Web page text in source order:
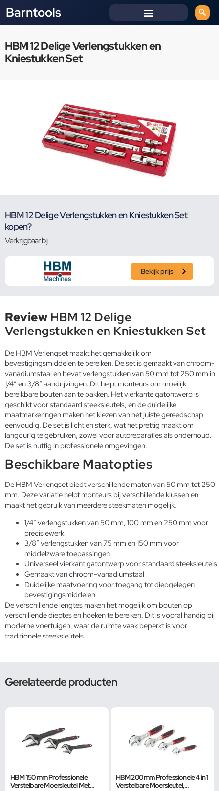
Barntools
HBM 12 Delige Verlengstukken en
Kniestukken Set
HBM 12 Delige Verlengstukken en Kniestukken Set
kopen?
Verkrijgbaar bij
Bekijk prijs
Review HBM 12 Delige
Verlengstukken en Kniestukken Set
De HBM Verlengset maakt het gemakkelijk om
bevestigingsmiddelen te bereiken. De set is gemaakt van chroom-
vanadiumstaal en bevat verlengstukken van 50 mm tot 250 mm in
1/4″ en 3/8″ aandrijvingen. Dit helpt monteurs om moeilijk
bereikbare bouten aan te pakken. Het vierkante gatontwerp is
geschikt voor standaard steeksleutels, en de duidelijke
maatmarkeringen maken het kiezen van het juiste gereedschap
eenvoudig. De set is licht en sterk, wat het prettig maakt om
langdurig te gebruiken, zowel voor autoreparaties als onderhoud.
De set is nuttig in professionele omgevingen.
Beschikbare Maatopties
De HBM Verlengset biedt verschillende maten van 50 mm tot 250
mm. Deze variatie helpt monteurs bij verschillende klussen en
maakt het gebruik van meerdere steekmaten mogelijk.
1/4″ verlengstukken van 50 mm, 100 mm en 250 mm voor
precisiewerk
3/8″ verlengstukken van 75 mm en 150 mm voor
middelzware toepassingen
Universeel vierkant gatontwerp voor standaard steeksleutels
Gemaakt van chroom-vanadiumstaal
Duidelijke maatvoering voor toegang tot diepgelegen
bevestigingsmiddelen
De verschillende lengtes maken het mogelijk om bouten op
verschillende dieptes en hoeken te bereiken. Dit is vooral handig bij
moderne voertuigen, waar de ruimte vaak beperkt is voor
traditionele steeksleutels.
Gerelateerde producten
HBM 150 mm Professionele
Verstelbare Moersleutel Met
HBM 200 mm Professionele 4 in 1
Verstelbare Moersleutel,